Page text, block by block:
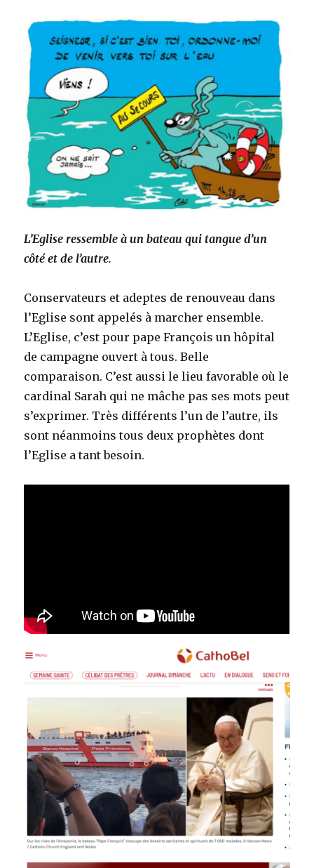
L’Eglise ressemble à un bateau qui tangue d’un
côté et de l’autre.
Conservateurs et adeptes de renouveau dans
l’Eglise sont appelés à marcher ensemble.
L’Eglise, c’est pour pape François un hôpital
de campagne ouvert à tous. Belle
comparaison. C’est aussi le lieu favorable où le
cardinal Sarah qui ne mâche pas ses mots peut
s’exprimer. Très différents l’un de l’autre, ils
sont néanmoins tous deux prophètes dont
l’Eglise a tant besoin.